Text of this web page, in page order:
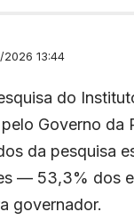
2026 13:44
do
Governo da
da pesquisa
— 53,3% dos
governador.